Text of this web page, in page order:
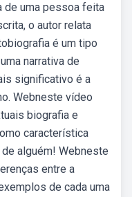
de uma pessoa feita
o autor relata
é um tipo
narrativa de
significativo é a
Webneste vídeo
biografia e
característica
alguém! Webneste
entre a
de cada uma